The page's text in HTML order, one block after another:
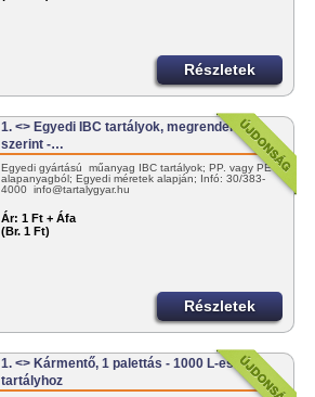
Részletek
1. <> Egyedi IBC tartályok, megrendelés
szerint -…
Egyedi gyártású műanyag IBC tartályok; PP. vagy PE
alapanyagból; Egyedi méretek alapján; Infó: 30/383-
4000 info@tartalygyar.hu
Ár: 1 Ft + Áfa
(Br. 1 Ft)
Részletek
1. <> Kármentő, 1 palettás - 1000 L-es IBC
tartályhoz